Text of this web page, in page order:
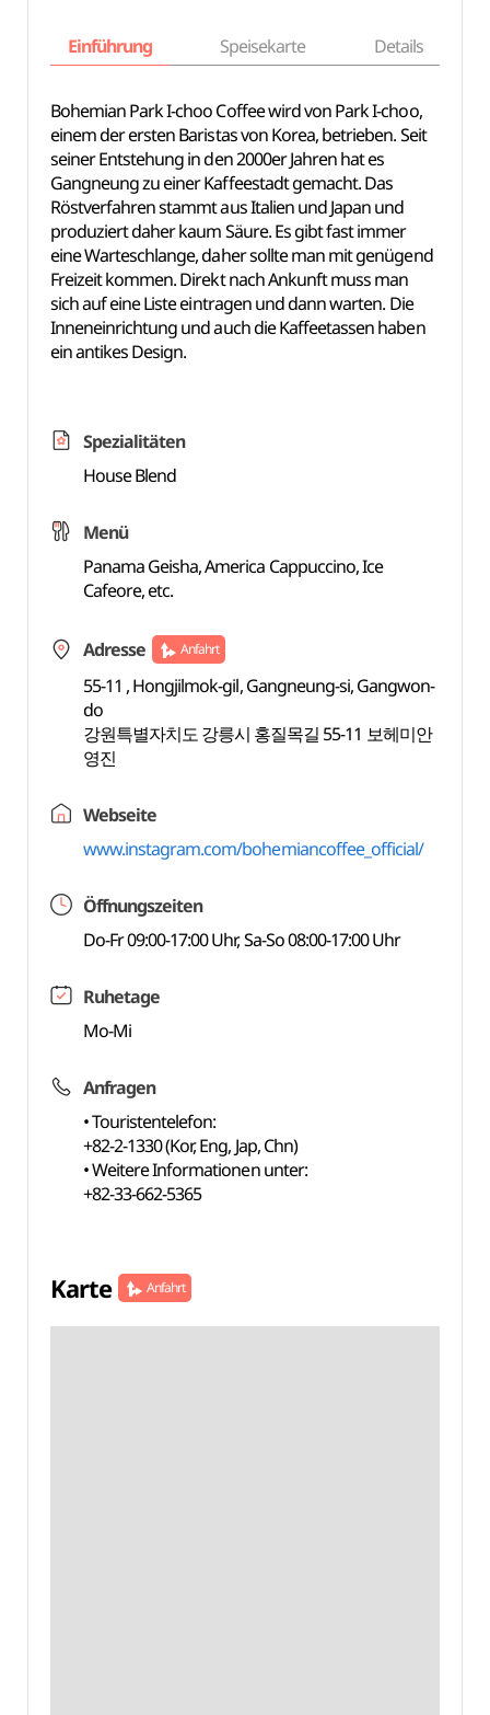
Einführung Speisekarte Details
Bohemian Park I-choo Coffee wird von Park I-choo,
einem der ersten Baristas von Korea, betrieben. Seit
seiner Entstehung in den 2000er Jahren hat es
Gangneung zu einer Kaffeestadt gemacht. Das
Röstverfahren stammt aus Italien und Japan und
produziert daher kaum Säure. Es gibt fast immer
eine Warteschlange, daher sollte man mit genügend
Freizeit kommen. Direkt nach Ankunft muss man
sich auf eine Liste eintragen und dann warten. Die
Inneneinrichtung und auch die Kaffeetassen haben
ein antikes Design.
Spezialitäten
House Blend
Menü
Panama Geisha, America Cappuccino, Ice
Cafeore, etc.
Adresse Anfahrt
55-11 , Hongjilmok-gil, Gangneung-si, Gangwon-
do
강원특별자치도 강릉시 홍질목길 55-11 보헤미안
영진
Webseite
www.instagram.com/bohemiancoffee_official/
Öffnungszeiten
Do-Fr 09:00-17:00 Uhr, Sa-So 08:00-17:00 Uhr
Ruhetage
Mo-Mi
Anfragen
• Touristentelefon:
+82-2-1330 (Kor, Eng, Jap, Chn)
• Weitere Informationen unter:
+82-33-662-5365
Karte Anfahrt